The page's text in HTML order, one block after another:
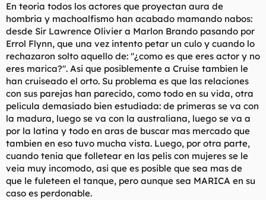
En teoria todos los actores que proyectan aura de
hombria y machoalfismo han acabado mamando nabos:
desde Sir Lawrence Olivier a Marlon Brando pasando por
Errol Flynn, que una vez intento petar un culo y cuando lo
rechazaron solto aquello de: "¿como es que eres actor y no
eres marica?". Asi que posiblemente a Cruise tambien le
han cruiseado el orto. Su problema es que las relaciones
con sus parejas han parecido, como todo en su vida, otra
pelicula demasiado bien estudiada: de primeras se va con
la madura, luego se va con la australiana, luego se va a
por la latina y todo en aras de buscar mas mercado que
tambien en eso tuvo mucha vista. Luego, por otra parte,
cuando tenia que folletear en las pelis con mujeres se le
veia muy incomodo, asi que es posible que sea mas de
que le fuleteen el tanque, pero aunque sea MARICA en su
caso es perdonable.